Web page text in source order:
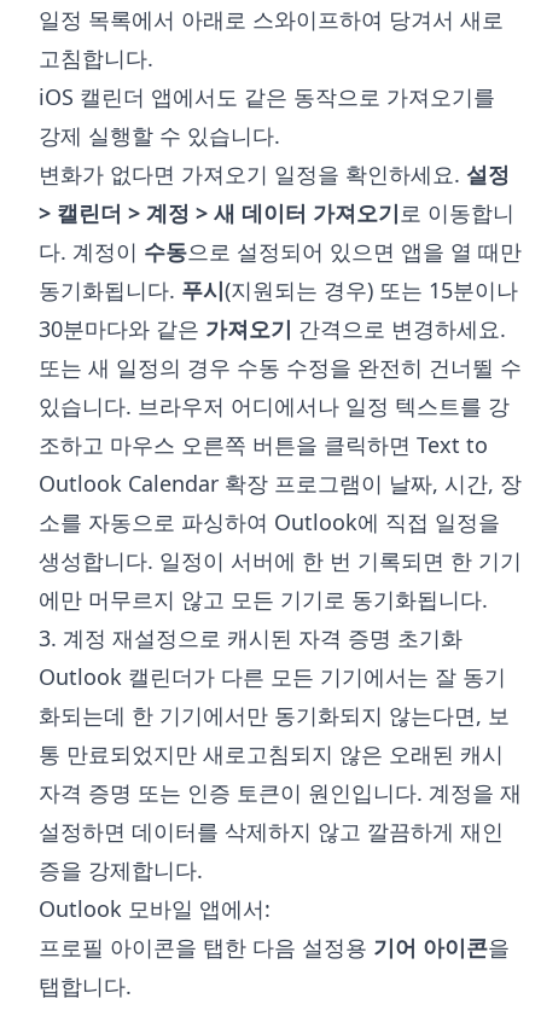
일정 목록에서 아래로 스와이프하여 당겨서 새로
고침합니다.
iOS 캘린더 앱에서도 같은 동작으로 가져오기를
강제 실행할 수 있습니다.
변화가 없다면 가져오기 일정을 확인하세요. 설정
> 캘린더 > 계정 > 새 데이터 가져오기로 이동합니
다. 계정이 수동으로 설정되어 있으면 앱을 열 때만
동기화됩니다. 푸시(지원되는 경우) 또는 15분이나
30분마다와 같은 가져오기 간격으로 변경하세요.
또는 새 일정의 경우 수동 수정을 완전히 건너뛸 수
있습니다. 브라우저 어디에서나 일정 텍스트를 강
조하고 마우스 오른쪽 버튼을 클릭하면 Text to
Outlook Calendar 확장 프로그램이 날짜, 시간, 장
소를 자동으로 파싱하여 Outlook에 직접 일정을
생성합니다. 일정이 서버에 한 번 기록되면 한 기기
에만 머무르지 않고 모든 기기로 동기화됩니다.
3. 계정 재설정으로 캐시된 자격 증명 초기화
Outlook 캘린더가 다른 모든 기기에서는 잘 동기
화되는데 한 기기에서만 동기화되지 않는다면, 보
통 만료되었지만 새로고침되지 않은 오래된 캐시
자격 증명 또는 인증 토큰이 원인입니다. 계정을 재
설정하면 데이터를 삭제하지 않고 깔끔하게 재인
증을 강제합니다.
Outlook 모바일 앱에서:
프로필 아이콘을 탭한 다음 설정용 기어 아이콘을
탭합니다.